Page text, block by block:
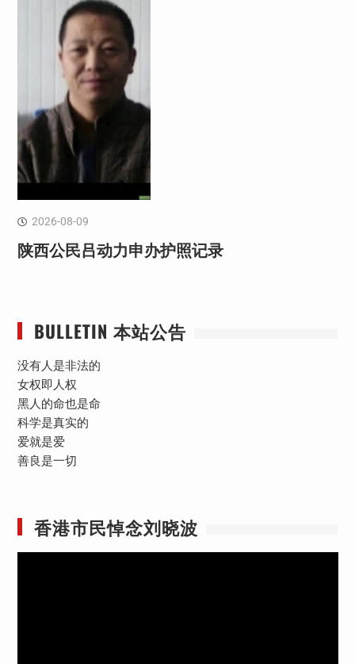
2026-08-09
陕西公民吕动力申办护照记录
BULLETIN 本站公告
没有人是非法的
女权即人权
黑人的命也是命
科学是真实的
爱就是爱
善良是一切
香港市民悼念刘晓波